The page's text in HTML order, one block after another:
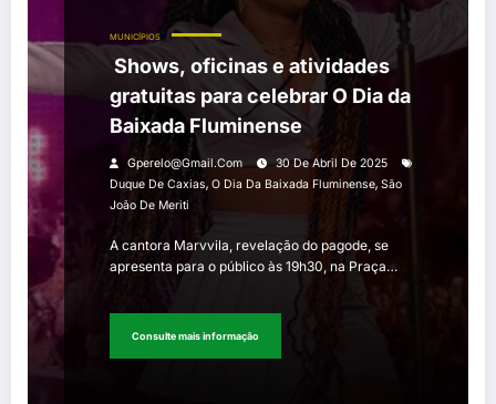
MUNICÍPIOS
Shows, oficinas e atividades
gratuitas para celebrar O Dia da
Baixada Fluminense
Gperelo@gmail.com
30 De Abril De 2025
Duque De Caxias, O Dia Da Baixada Fluminense, São
João De Meriti
A cantora Marvvila, revelação do pagode, se
apresenta para o público às 19h30, na Praça…
Consulte mais informação